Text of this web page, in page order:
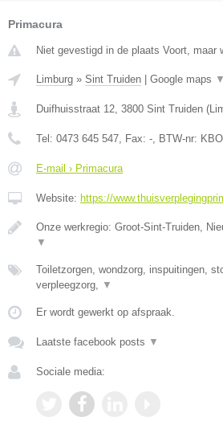
Primacura
Niet gevestigd in de plaats Voort, maar
Limburg » Sint Truiden Google maps ▼
Duifhuisstraat 12, 3800 Sint Truiden (
Tel: 0473 645 547, Fax: -, BTW-nr:
E-mail › Primacura
Website: https://
Onze werkregio: Groot-Sint-Truiden,
▼
Toiletzorgen, wondzorg, inspuitingen,
verpleegzorg, ▼
Er wordt gewerkt op afspraak.
Laatste facebook posts ▼
Sociale media: